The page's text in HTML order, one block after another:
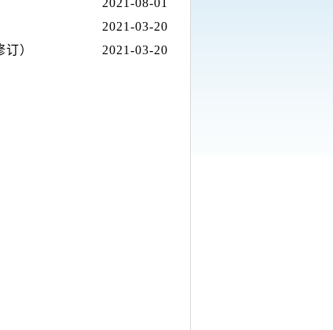
2021-08-01
2021-03-20
2021-03-20
）